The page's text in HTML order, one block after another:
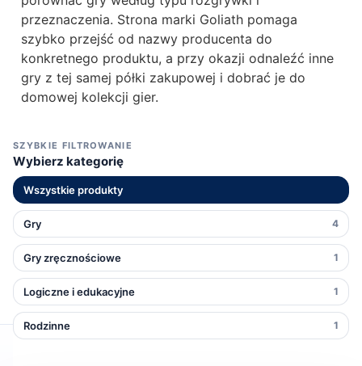
SZYBKIE FILTROWANIE
Wybierz kategorię
Wszystkie produkty
Gry 4
Gry zręcznościowe 1
Logiczne i edukacyjne 1
Rodzinne 1
przeznaczenia. Strona marki Goliath pomaga
szybko przejść od nazwy producenta do
konkretnego produktu, a przy okazji odnaleźć inne
gry z tej samej półki zakupowej i dobrać je do
domowej kolekcji gier.